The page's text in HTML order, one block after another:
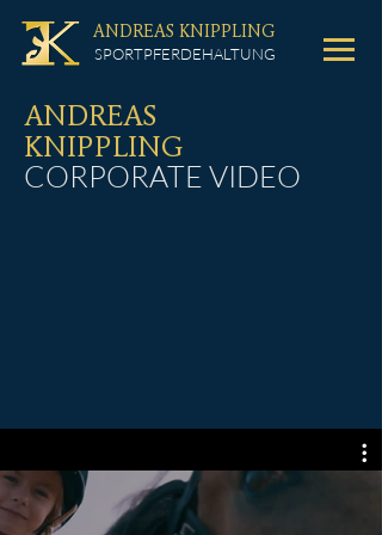
ANDREAS KNIPPLING
SPORTPFERDEHALTUNG
ANDREAS
KNIPPLING
CORPORATE VIDEO